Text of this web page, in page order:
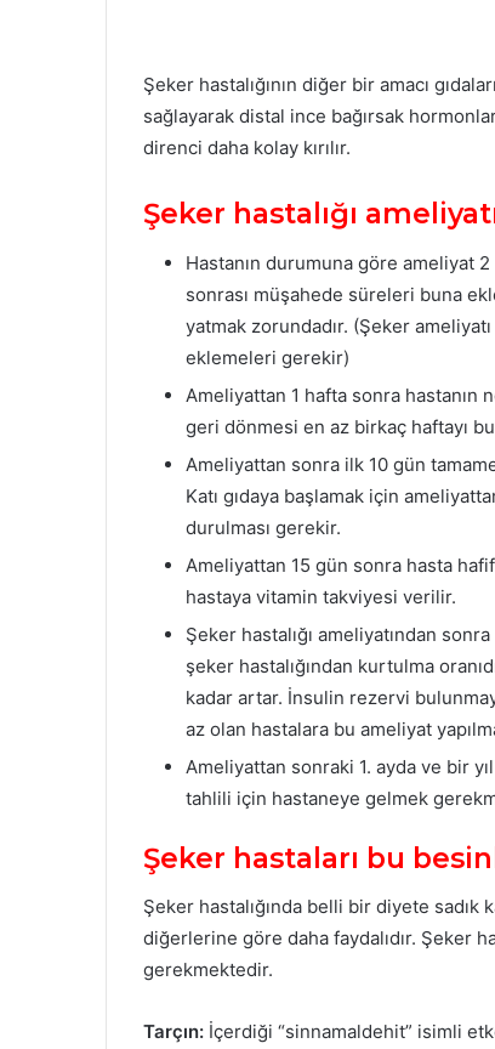
Şeker hastalığının diğer bir amacı
sağlayarak distal ince bağırsak
direnci daha kolay kırılır.
Şeker hastalığı
Hastanın durumuna göre ameliyat
sonrası müşahede süreleri buna
yatmak zorundadır. (Şeker
eklemeleri gerekir)
Ameliyattan 1 hafta sonra hastanın
geri dönmesi en az birkaç haftayı
Ameliyattan sonra ilk 10 gün
Katı gıdaya başlamak için
durulması gerekir.
Ameliyattan 15 gün sonra hasta
hastaya vitamin takviyesi verilir.
Şeker hastalığı ameliyatından
şeker hastalığından kurtulma
kadar artar. İnsulin rezervi
az olan hastalara bu ameliyat
Ameliyattan sonraki 1. ayda ve bir
tahlili için hastaneye gelmek
Şeker hastaları bu
Şeker hastalığında belli bir diyete sadık
diğerlerine göre daha faydalıdır. Şeker
gerekmektedir.
Tarçın: İçerdiği “sinnamaldehit” isimli